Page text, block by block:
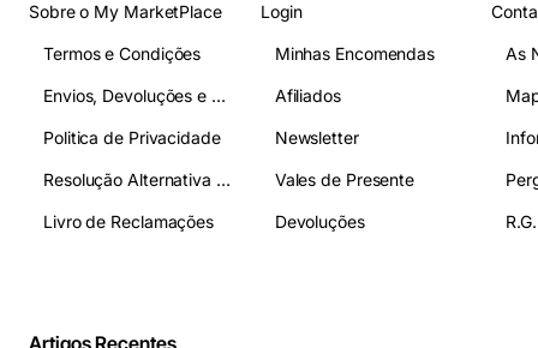
Sobre o My MarketPlace
Termos e Condições
Envios, Devoluções e Pagamentos
Politica de Privacidade
Resolução Alternativa de Litígios
Livro de Reclamações
Login
Minhas Encomendas
Afiliados
Newsletter
Vales de Presente
Devoluções
As